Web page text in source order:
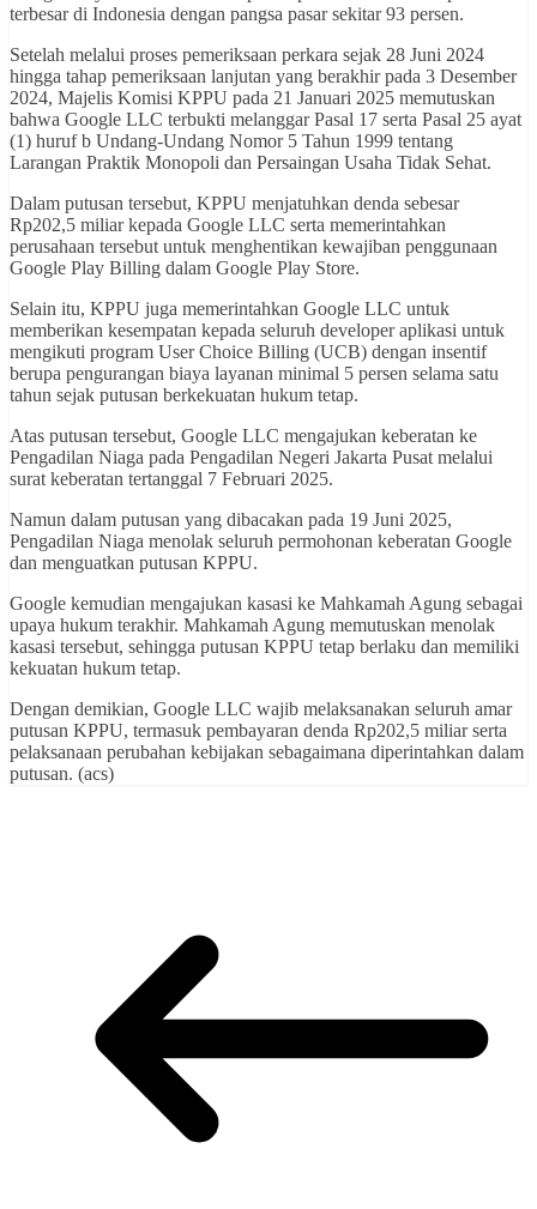
terbesar di Indonesia dengan pangsa pasar sekitar 93 persen.
Setelah melalui proses pemeriksaan perkara sejak 28 Juni 2024
hingga tahap pemeriksaan lanjutan yang berakhir pada 3 Desember
2024, Majelis Komisi KPPU pada 21 Januari 2025 memutuskan
bahwa Google LLC terbukti melanggar Pasal 17 serta Pasal 25 ayat
(1) huruf b Undang-Undang Nomor 5 Tahun 1999 tentang
Larangan Praktik Monopoli dan Persaingan Usaha Tidak Sehat.
Dalam putusan tersebut, KPPU menjatuhkan denda sebesar
Rp202,5 miliar kepada Google LLC serta memerintahkan
perusahaan tersebut untuk menghentikan kewajiban penggunaan
Google Play Billing dalam Google Play Store.
Selain itu, KPPU juga memerintahkan Google LLC untuk
memberikan kesempatan kepada seluruh developer aplikasi untuk
mengikuti program User Choice Billing (UCB) dengan insentif
berupa pengurangan biaya layanan minimal 5 persen selama satu
tahun sejak putusan berkekuatan hukum tetap.
Atas putusan tersebut, Google LLC mengajukan keberatan ke
Pengadilan Niaga pada Pengadilan Negeri Jakarta Pusat melalui
surat keberatan tertanggal 7 Februari 2025.
Namun dalam putusan yang dibacakan pada 19 Juni 2025,
Pengadilan Niaga menolak seluruh permohonan keberatan Google
dan menguatkan putusan KPPU.
Google kemudian mengajukan kasasi ke Mahkamah Agung sebagai
upaya hukum terakhir. Mahkamah Agung memutuskan menolak
kasasi tersebut, sehingga putusan KPPU tetap berlaku dan memiliki
kekuatan hukum tetap.
Dengan demikian, Google LLC wajib melaksanakan seluruh amar
putusan KPPU, termasuk pembayaran denda Rp202,5 miliar serta
pelaksanaan perubahan kebijakan sebagaimana diperintahkan dalam
putusan. (acs)